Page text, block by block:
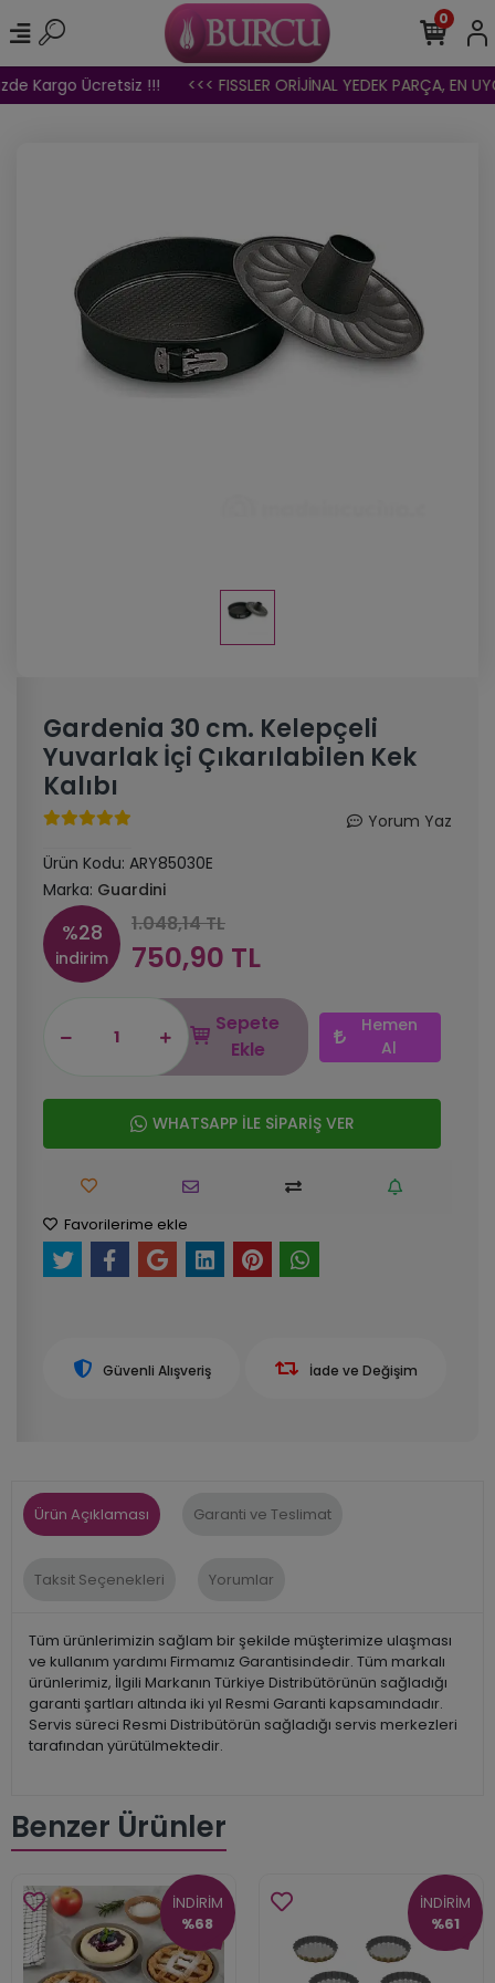
Kargo Ücretsiz !!! <<< FISSLER ORİJİNAL YEDEK PARÇA, EN
0
Gardenia 30 cm. Kelepçeli
Yuvarlak İçi Çıkarılabilen Kek
Kalıbı
Yorum Yaz
Ürün Kodu: ARY85030E
Marka: Guardini
%28
indirim
1.048,14 TL
750,90 TL
Sepete
Ekle
Hemen
Al
WHATSAPP İLE SİPARİŞ VER
Favorilerime ekle
Güvenli Alışveriş İade ve Değişim
Ürün Açıklaması Garanti ve Teslimat
Taksit Seçenekleri Yorumlar
Tüm ürünlerimizin sağlam bir şekilde müşterimize ulaşması
ve kullanım yardımı Firmamız Garantisindedir. Tüm markalı
ürünlerimiz, İlgili Markanın Türkiye Distribütörünün sağladığı
garanti şartları altında iki yıl Resmi Garanti kapsamındadır.
Servis süreci Resmi Distribütörün sağladığı servis merkezleri
tarafından yürütülmektedir.
Benzer Ürünler
İNDİRİM
%68
İNDİRİM
%61